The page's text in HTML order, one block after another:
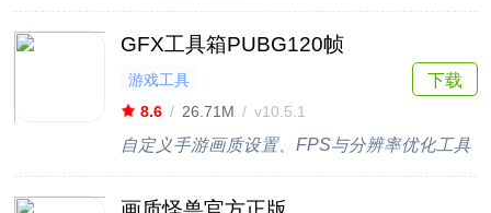
GFX工具箱PUBG120帧
游戏工具
8.6 / 26.71M / v10.5.1
自定义手游画质设置、FPS与分辨率优化工具
下载